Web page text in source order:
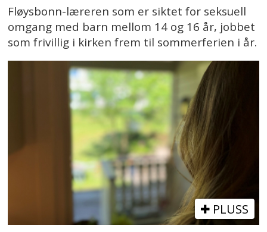
Fløysbonn-læreren som er siktet for seksuell
omgang med barn mellom 14 og 16 år, jobbet
som frivillig i kirken frem til sommerferien i år.
PLUSS